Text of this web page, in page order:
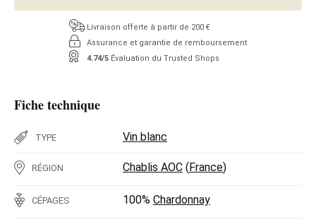
Livraison offerte à partir de 200 €
Assurance et garantie de remboursement
4.74/5 Évaluation du Trusted Shops
Fiche technique
TYPE Vin blanc
RÉGION Chablis AOC (France)
CÉPAGES 100% Chardonnay